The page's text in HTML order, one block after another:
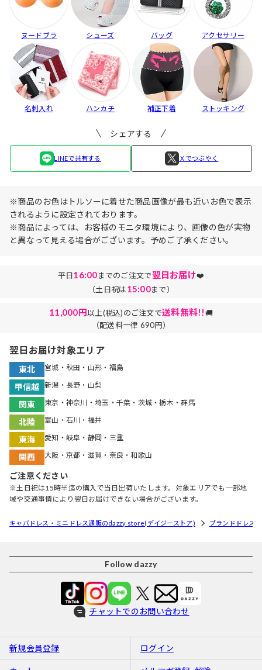
ヌードブラ シューズ バッグ アクセサリー
名刺入れ ハンカチ 補正下着 ストッキング
シェアする
LINEで共有する Ｘでつぶやく
※商品のお色はトルソーに着せた商品画像が最も近いお色で表示
されるように設定されております。
※商品によっては、お客様のモニタ環境により、画像の色が実物
と異なって見える場合がございます。予めご了承ください。
平日16:00までのご注文で翌日お届け❤️
（土日祝は15:00まで）
11,000円以上(税込)のご注文で送料無料!!🚚
（配送料一律 690円）
翌日お届け対象エリア
東北 宮城・秋田・山形・福島
甲信越 新潟・長野・山梨
関東 東京・神奈川・埼玉・千葉・茨城・栃木・群馬
北陸 富山・石川・福井
東海 愛知・岐阜・静岡・三重
関西 大阪・京都・滋賀・奈良・和歌山
ご注意ください
※土日祝は15時半迄の購入で当日出荷いたします。対象エリアでも一部地
域や交通事情により翌日お届けできない場合がございます。
キャバドレス・ミニドレス通販のdazzy store(デイジーストア) ブランドドレス
Follow dazzy
チャットでのお問い合わせ
新規会員登録 ログイン